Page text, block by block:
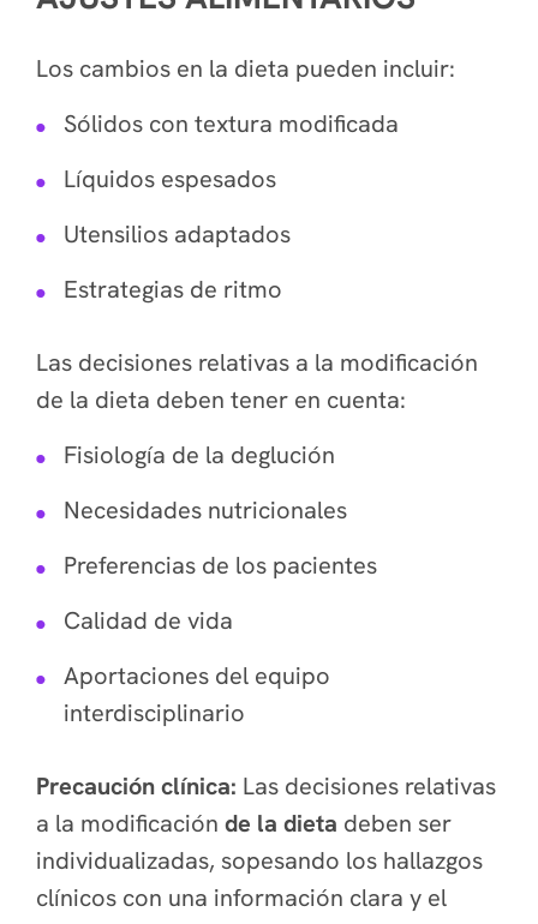
Los cambios en la dieta pueden incluir:
Sólidos con textura modificada
Líquidos espesados
Utensilios adaptados
Estrategias de ritmo
Las decisiones relativas a la modificación
de la dieta deben tener en cuenta:
Fisiología de la deglución
Necesidades nutricionales
Preferencias de los pacientes
Calidad de vida
Aportaciones del equipo
interdisciplinario
Precaución clínica: Las decisiones relativas
a la modificación de la dieta deben ser
individualizadas, sopesando los hallazgos
clínicos con una información clara y el